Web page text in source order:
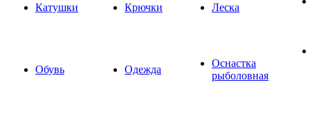
Катушки Крючки Леска
Обувь Одежда
Оснастка
рыболовная